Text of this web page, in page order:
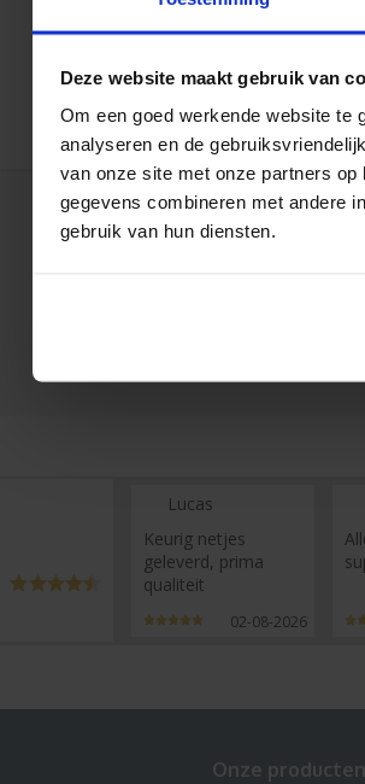
Deze website maakt gebruik van
Om een goed werkende website te
analyseren en de
van onze site met onze partners
gegevens combineren met andere
gebruik van hun diensten.
Lucas
Keurig netjes
geleverd, prima
qualiteit
02-08-2026
Onze producten